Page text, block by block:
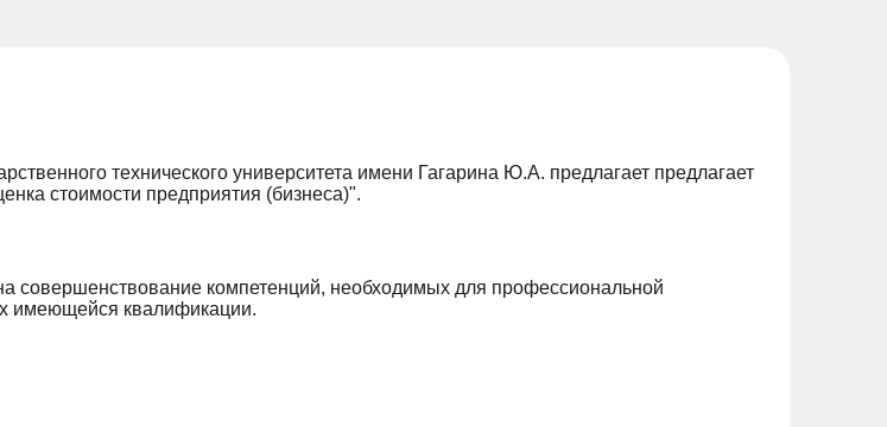
технического университета имени Гагарина Ю.А. предлагает предлагает
стоимости предприятия (бизнеса)".
компетенций, необходимых для профессиональной
имеющейся квалификации.